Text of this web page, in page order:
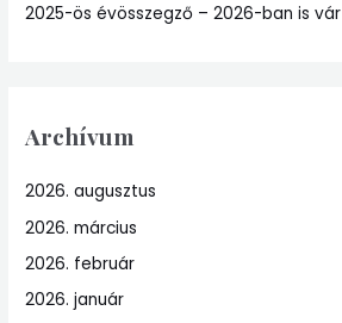
2025-ös évösszegző – 2026-ban is
Archívum
2026. augusztus
2026. március
2026. február
2026. január